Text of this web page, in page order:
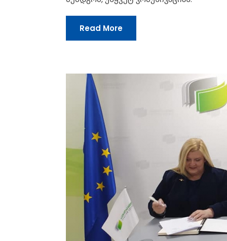
Read More